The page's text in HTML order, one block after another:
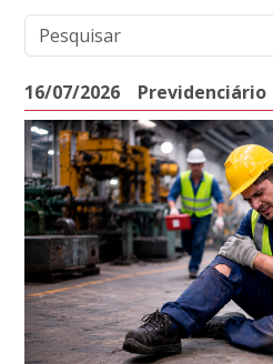
16/07/2026 Previdenciário